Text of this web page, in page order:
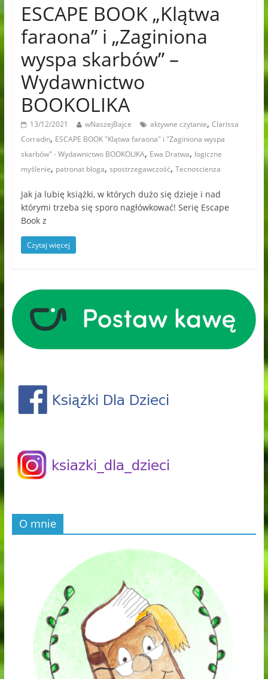
ESCAPE BOOK „Klątwa
faraona” i „Zaginiona
wyspa skarbów” –
Wydawnictwo
BOOKOLIKA
13/12/2021 wNaszejBajce aktywne czytanie, Clarissa
Corradin, ESCAPE BOOK "Klątwa faraona" i "Zaginiona wyspa
skarbów" - Wydawnictwo BOOKOLIKA, Ewa Dratwa, logiczne
myślenie, patronat bloga, spostrzegawczość, Tecnoscienza
Jak ja lubię książki, w których dużo się dzieje i nad
którymi trzeba się sporo nagłówkować! Serię Escape
Book z
Czytaj więcej
O mnie